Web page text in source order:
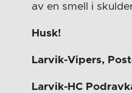
av en smell i
Husk!
Larvik-Vipers,
Larvik-HC